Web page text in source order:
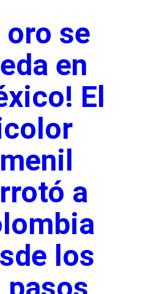
oro se
en
El
a
los